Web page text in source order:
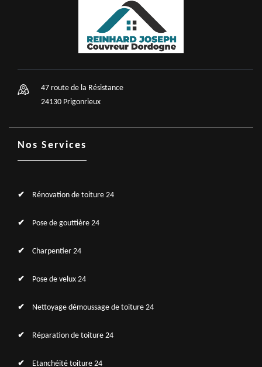
47 route de la Résistance
24130 Prigonrieux
Nos Services
Rénovation de toiture 24
Pose de gouttière 24
Charpentier 24
Pose de velux 24
Nettoyage démoussage de toiture 24
Réparation de toiture 24
Etanchéité toiture 24